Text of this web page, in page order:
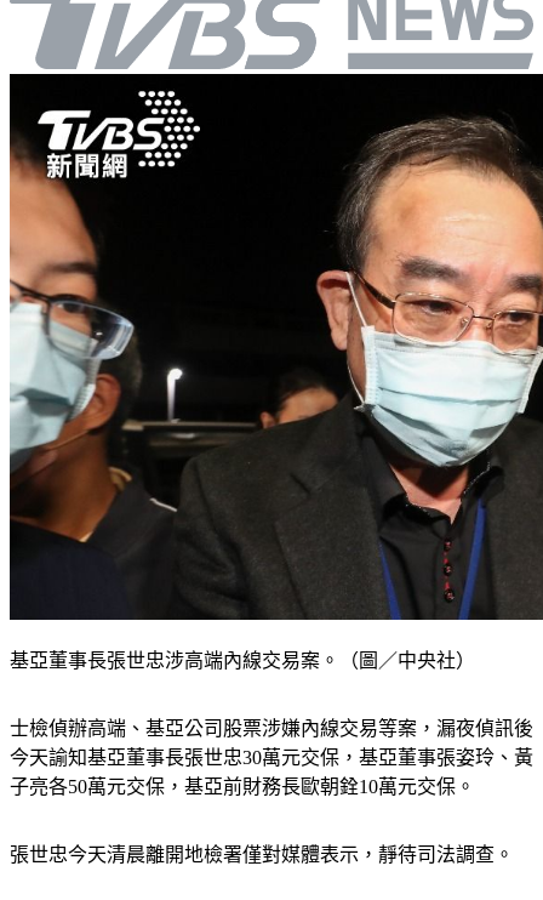
基亞董事長張世忠涉高端內線交易案。（圖／中央社）
士檢偵辦高端、基亞公司股票涉嫌內線交易等案，漏夜偵訊後
今天諭知基亞董事長張世忠30萬元交保，基亞董事張姿玲、黃
子亮各50萬元交保，基亞前財務長歐朝銓10萬元交保。
張世忠今天清晨離開地檢署僅對媒體表示，靜待司法調查。